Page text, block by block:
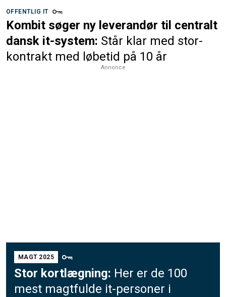
OFFENTLIG IT
Kombit søger ny leverandør til centralt
dansk it-system: Står klar med stor-
kontrakt med løbetid på 10 år
Annonce
MAGT 2025
Stor kortlægning: Her er de 100
mest magtfulde it-personer i